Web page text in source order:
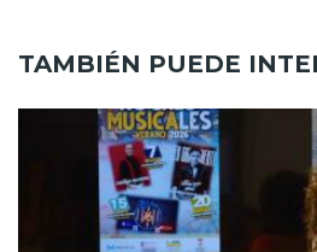
TAMBIÉN PUEDE